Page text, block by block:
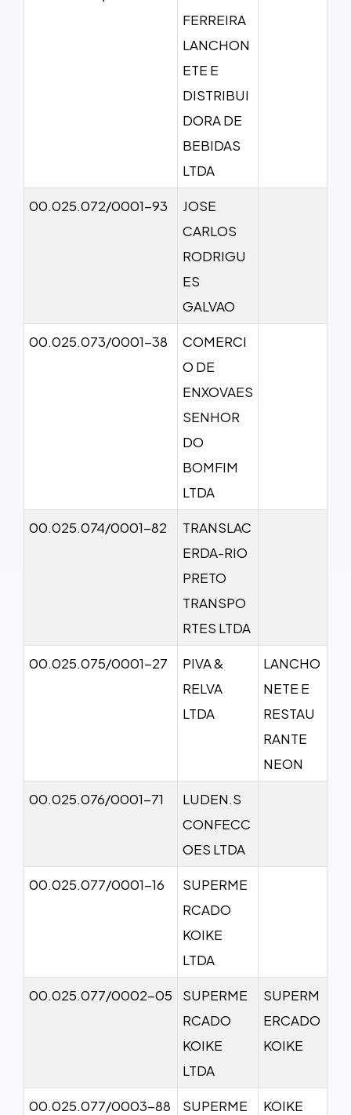
FERREIRA
LANCHON
ETE E
DISTRIBUI
DORA DE
BEBIDAS
LTDA
00.025.072/0001-93
JOSE
CARLOS
RODRIGU
ES
GALVAO
00.025.073/0001-38
COMERCI
O DE
ENXOVAES
SENHOR
DO
BOMFIM
LTDA
00.025.074/0001-82
TRANSLAC
ERDA-RIO
PRETO
TRANSPO
RTES LTDA
00.025.075/0001-27
PIVA &
RELVA
LTDA
LANCHO
NETE E
RESTAU
RANTE
NEON
00.025.076/0001-71
LUDEN.S
CONFECC
OES LTDA
00.025.077/0001-16
SUPERME
RCADO
KOIKE
LTDA
00.025.077/0002-05
SUPERME
RCADO
KOIKE
LTDA
SUPERM
ERCADO
KOIKE
00.025.077/0003-88
SUPERME
KOIKE